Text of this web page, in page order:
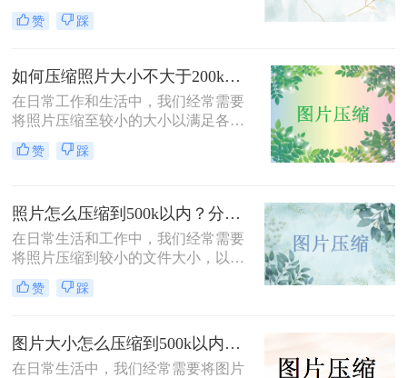
限、网页上传被拒、本地存储吃紧。
不同压缩方法在压缩率、画质损失、
可能导致图片模糊到无法使用，或者
压缩后体积几乎没变。
赞 踩
如何压缩照片大小不大于200k？教你二种高效压缩方法！
在日常工作和生活中，我们经常需要
将照片压缩至较小的大小以满足各种
上传、分享或存储的需求。那么如何
压缩照片大小不大于200k呢？本文将
赞 踩
照片怎么压缩到500k以内？分享三种实用方法！
在日常生活和工作中，我们经常需要
将照片压缩到较小的文件大小，以满
足上传、发送或存储的需求。那么照
片怎么压缩到500k以内呢？本文将介
方法。
赞 踩
图片大小怎么压缩到500k以内？分享四种常用压缩方法！
在日常生活中，我们经常需要将图片